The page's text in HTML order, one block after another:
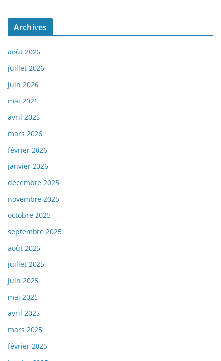
Archives
août 2026
juillet 2026
juin 2026
mai 2026
avril 2026
mars 2026
février 2026
janvier 2026
décembre 2025
novembre 2025
octobre 2025
septembre 2025
août 2025
juillet 2025
juin 2025
mai 2025
avril 2025
mars 2025
février 2025